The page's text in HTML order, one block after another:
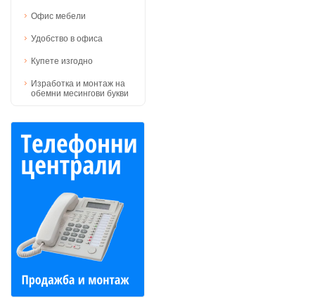
Офис мебели
Удобство в офиса
Купете изгодно
Изработка и монтаж на
обемни месингови букви